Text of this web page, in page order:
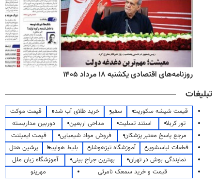
روزنامه‌های اقتصادی یکشنبه ۱۸ مرداد ۱۴۰۵
تبلیغات
قیمت شیشه سکوریت سفیر خرید طلای آب شده
قیمت موکت
تور کربلا
استند تسلیت مداحی اربعین
دوربین مداربسته
مرجع پاسخ معتبر پزشکان
فروش مواد شیمیایی
قیمت ایمپلنت
قطعات لباسشویی
آموزشگاه تیزهوشان بلیط هواپیما
پرشین هتل
نمایندگی بوش در تهران
بهترین جراح بینی
آموزشگاه زبان ملل
قیمت و خرید سمعک نامرئی
مهرینو